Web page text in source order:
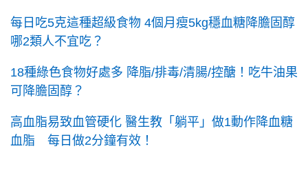
每日吃5克這種超級食物 4個月瘦5kg穩血糖降膽固醇
哪2類人不宜吃？
18種綠色食物好處多 降脂/排毒/清腸/控醣！吃牛油果
可降膽固醇？
高血脂易致血管硬化 醫生教「躺平」做1動作降血糖
血脂 每日做2分鐘有效！